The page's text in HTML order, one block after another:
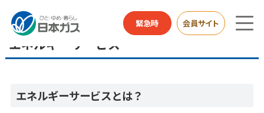
緊急時 会員サイト
業務用・産業用のお客さまTOP エネルギーソリューション エネルギーサービス
エネルギーサービス
エネルギーサービスとは？